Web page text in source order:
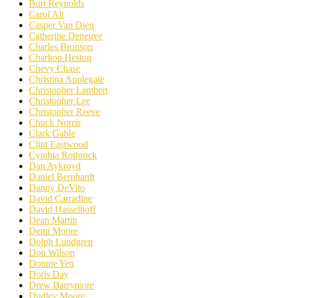
Burt Reynolds
Carol Alt
Casper Van Dien
Catherine Deneuve
Charles Bronson
Charlton Heston
Chevy Chase
Christina Applegate
Christopher Lambert
Christopher Lee
Christopher Reeve
Chuck Norris
Clark Gable
Clint Eastwood
Cynthia Rothrock
Dan Aykroyd
Daniel Bernhardt
Danny DeVito
David Carradine
David Hasselhoff
Dean Martin
Demi Moore
Dolph Lundgren
Don Wilson
Donnie Yen
Doris Day
Drew Barrymore
Dudley Moore